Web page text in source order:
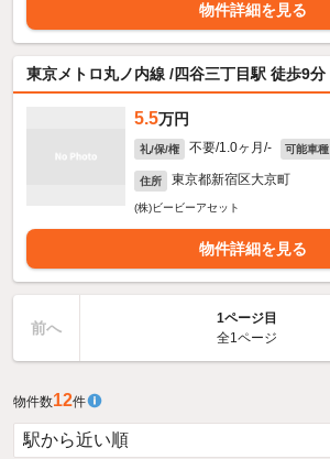
物件詳細を見る
東京メトロ丸ノ内線 /四谷三丁目駅 徒歩9分
5.5万円
礼/保/権 不要/1.0ヶ月/- 可能車種
住所 東京都新宿区大京町
(株)ビービーアセット
物件詳細を見る
前へ
1ページ目
全1ページ
物件数12件